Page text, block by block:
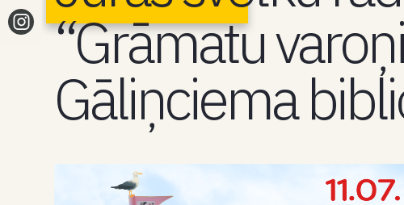
“Grāmatu
Gāliņciema